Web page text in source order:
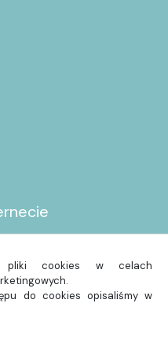
pliki cookies w celach
do cookies opisaliśmy w